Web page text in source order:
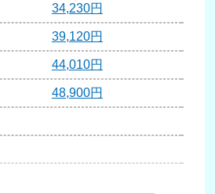
34,230円
39,120円
44,010円
48,900円